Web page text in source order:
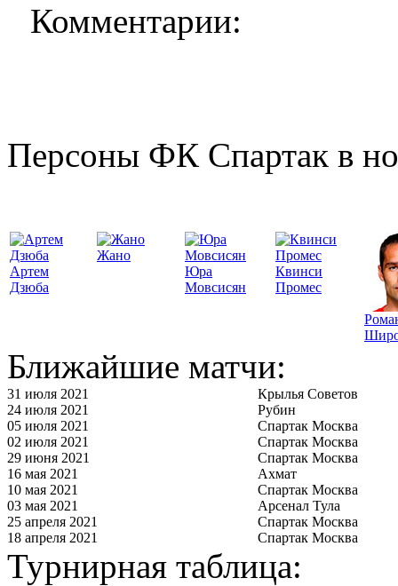
Комментарии:
Персоны ФК Спартак в
Артем
Дзюба
Жано
Юра
Мовсисян
Квинси
Промес
Ближайшие матчи:
31 июля 2021
Крылья Советов
24 июля 2021
Рубин
05 июля 2021
Спартак Москва
02 июля 2021
Спартак Москва
29 июня 2021
Спартак Москва
16 мая 2021
Ахмат
10 мая 2021
Спартак Москва
03 мая 2021
Арсенал Тула
25 апреля 2021
Спартак Москва
18 апреля 2021
Спартак Москва
Турнирная таблица: